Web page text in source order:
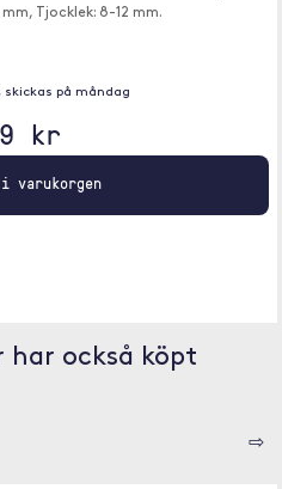
Tjocklek: 8-12 mm.
skickas på måndag
kr
i varukorgen
har också köpt
⇨